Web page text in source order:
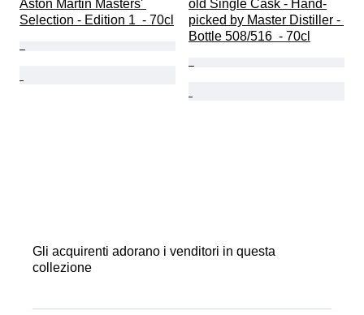
Aston Martin Masters'
Selection - Edition 1  - 70cl
old Single Cask - Hand-
picked by Master Distiller -
Bottle 508/516  - 70cl
Gli acquirenti adorano i venditori in questa
collezione